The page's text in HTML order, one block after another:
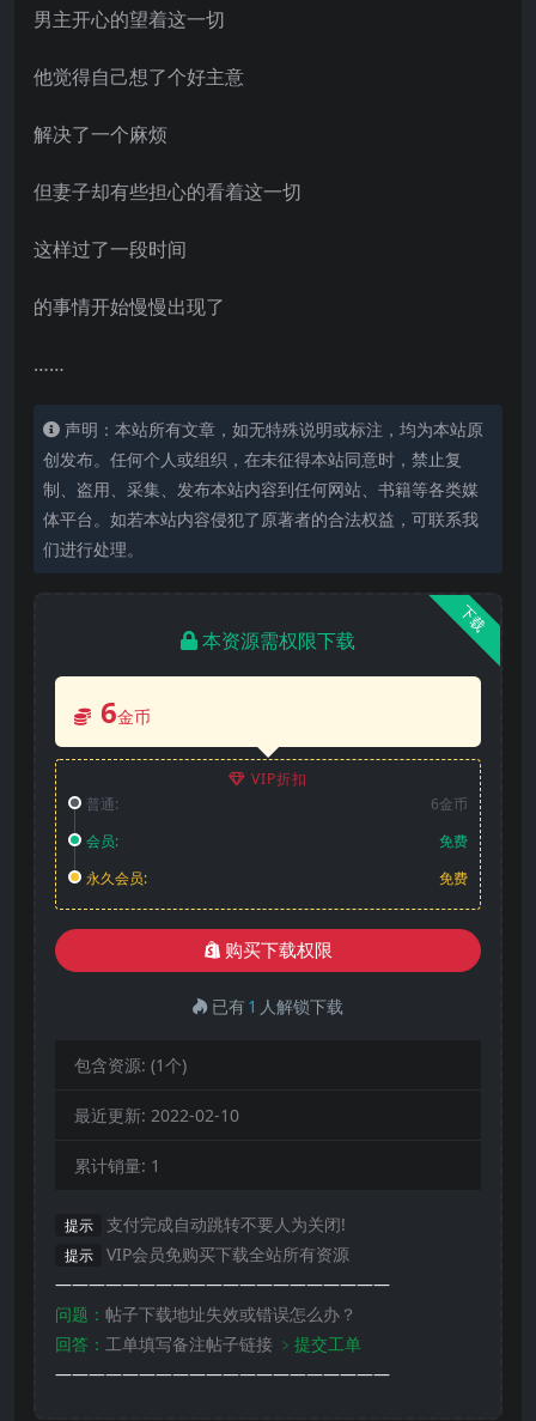
男主开心的望着这一切
他觉得自己想了个好主意
解决了一个麻烦
但妻子却有些担心的看着这一切
这样过了一段时间
的事情开始慢慢出现了
……
声明：本站所有文章，如无特殊说明或标注，均为本站原
创发布。任何个人或组织，在未征得本站同意时，禁止复
制、盗用、采集、发布本站内容到任何网站、书籍等各类媒
体平台。如若本站内容侵犯了原著者的合法权益，可联系我
们进行处理。
下载
本资源需权限下载
6金币
VIP折扣
普通:
6金币
会员:
免费
永久会员:
免费
购买下载权限
已有1 人解锁下载
包含资源: (1个)
最近更新: 2022-02-10
累计销量: 1
提示 支付完成自动跳转不要人为关闭!
提示
VIP会员免购买下载全站所有资源
————————————————————
问题： 帖子下载地址失效或错误怎么办？
回答： 工单填写备注帖子链接 ﹥提交工单
————————————————————